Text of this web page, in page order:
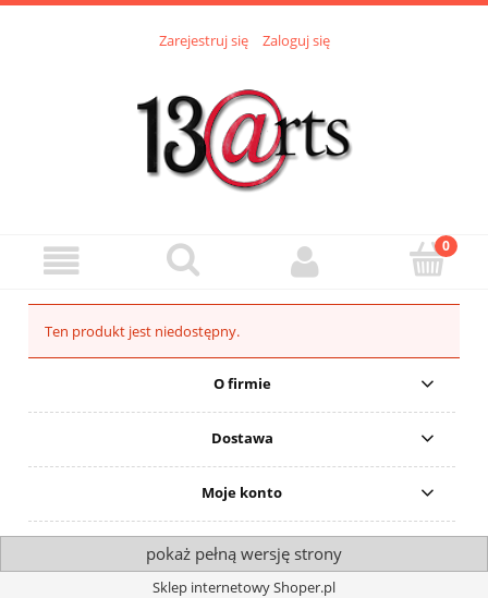
Zarejestruj się Zaloguj się
Ten produkt jest niedostępny.
O firmie
Dostawa
Moje konto
pokaż pełną wersję strony
Sklep internetowy Shoper.pl